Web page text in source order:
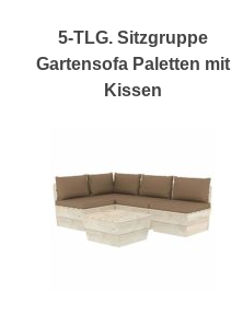
5-TLG. Sitzgruppe
Gartensofa Paletten mit
Kissen